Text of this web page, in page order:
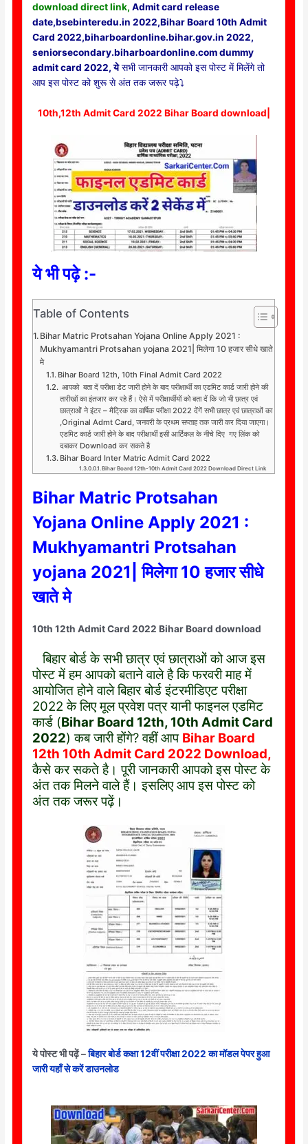
download direct link, Admit card release
date,bsebinteredu.in 2022,Bihar Board 10th Admit
Card 2022,biharboardonline.bihar.gov.in 2022,
seniorsecondary.biharboardonline.com dummy
admit card 2022, येसभी जानकारी आपको इस पोस्ट में मिलेंगे तो
आप इस पोस्ट को शुरू से अंत तक जरूर पढ़े⤵️
10th,12th Admit Card 2022 Bihar Board download|
ये भी पढ़े :-
Table of Contents
Bihar Matric Protsahan Yojana Online Apply 2021 :
Mukhyamantri Protsahan yojana 2021| मिलेगा 10 हजार सीधे खाते
मे
Bihar Board 12th, 10th Final Admit Card 2022
आपको बता दें परीक्षा डेट जारी होने के बाद परीक्षार्थी का एडमिट कार्ड जारी होने की
तारीखों का इंतजार कर रहे हैं। ऐसे में परीक्षार्थीयों को बता दें कि जो भी छात्र एवं
छात्राओं ने इंटर – मैट्रिक का वार्षिक परीक्षा 2022 देंगें सभी छात्र एवं छात्राओं का
,Original Admt Card, जनवरी के प्रथम सप्ताह तक जारी कर दिया जाएगा।
एडमिट कार्ड जारी होने के बाद परीक्षार्थी इसी आर्टिकल के नीचे दिए गए लिंक को
दबाकर Download कर सकते है
Bihar Board Inter Matric Admit Card 2022
Bihar Board 12th-10th Admit Card 2022 Download Direct Link
Bihar Matric Protsahan
Yojana Online Apply 2021 :
Mukhyamantri Protsahan
yojana 2021| मिलेगा 10 हजार सीधे
खाते मे
10th 12th Admit Card 2022 Bihar Board download
बिहार बोर्ड के सभी छात्र एवं छात्राओं को आज इस
पोस्ट में हम आपको बताने वाले है कि फरवरी माह में
आयोजित होने वाले बिहार बोर्ड इंटरमीडिएट परीक्षा
2022 के लिए मूल प्रवेश पत्र यानी फाइनल एडमिट
कार्ड (Bihar Board 12th, 10th Admit Card
2022) कब जारी होंगे? वहीं आप Bihar Board
12th 10th Admit Card 2022 Download,
कैसे कर सकते है। पूरी जानकारी आपको इस पोस्ट के
अंत तक मिलने वाले हैं। इसलिए आप इस पोस्ट को
अंत तक जरूर पढ़ें।
ये पोस्ट भी पढ़ें –बिहार बोर्ड कक्षा 12वीं परीक्षा 2022 का मॉडल पेपर हुआ
जारी यहाँ से करें डाउनलोड